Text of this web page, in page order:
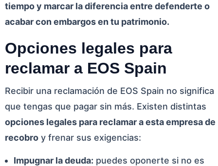
tiempo y marcar la diferencia entre defenderte o
acabar con embargos en tu patrimonio.
Opciones legales para
reclamar a EOS Spain
Recibir una reclamación de EOS Spain no significa
que tengas que pagar sin más. Existen distintas
opciones legales para reclamar a esta empresa de
recobro y frenar sus exigencias:
Impugnar la deuda: puedes oponerte si no es